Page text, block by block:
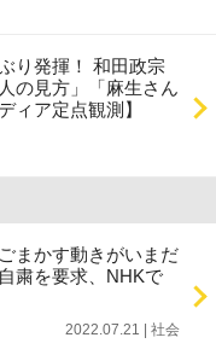
り発揮！ 和田政宗
の見方」「麻生さん
ィア定点観測】
まかす動きがいまだ
粛を要求、NHKで
2022.07.21 | 社会